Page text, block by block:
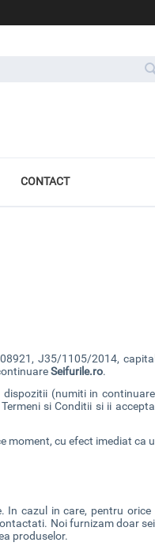
CONTACT
J35/1105/2014,
Seifurile.ro.
(numiti in
si Conditii si ii
moment, cu efect imediat ca
In cazul in care, pentru
Noi furnizam doar
produselor.